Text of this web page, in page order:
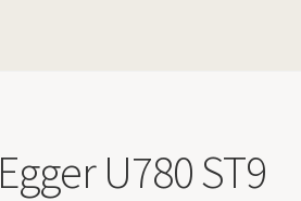
Egger U780 ST9